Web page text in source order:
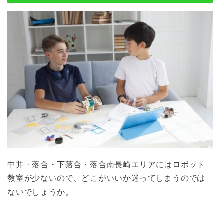
中井・落合・下落合・落合南長崎エリアにはロボット
教室が少ないので、どこがいいか迷ってしまうのでは
ないでしょうか。